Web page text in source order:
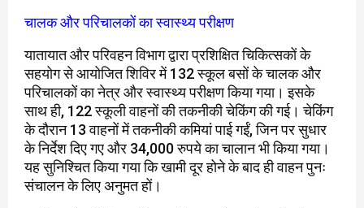
चालक और परिचालकों का स्वास्थ्य परीक्षण
यातायात और परिवहन विभाग द्वारा प्रशिक्षित चिकित्सकों के
सहयोग से आयोजित शिविर में 132 स्कूल बसों के चालक और
परिचालकों का नेत्र और स्वास्थ्य परीक्षण किया गया। इसके
साथ ही, 122 स्कूली वाहनों की तकनीकी चेकिंग की गई। चेकिंग
के दौरान 13 वाहनों में तकनीकी कमियां पाई गईं, जिन पर सुधार
के निर्देश दिए गए और 34,000 रुपये का चालान भी किया गया।
यह सुनिश्चित किया गया कि खामी दूर होने के बाद ही वाहन पुनः
संचालन के लिए अनुमत हों।